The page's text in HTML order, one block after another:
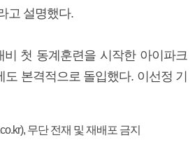
고 설명했다.
비 첫 동계훈련을 시작한 아이파크
도 본격적으로 돌입했다. 이선정 기
무단 전재 및 재배포 금지